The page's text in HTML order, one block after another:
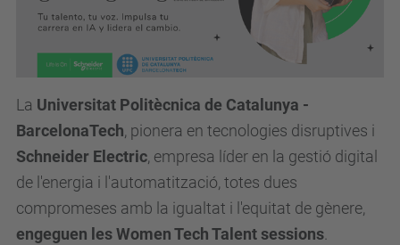
.
e
d
u
/
c
La Universitat Politècnica de Catalunya -
BarcelonaTech, pionera en tecnologies disruptives i
Schneider Electric, empresa líder en la gestió digital
de l'energia i l'automatització, totes dues
compromeses amb la igualtat i l'equitat de gènere,
engeguen les Women Tech Talent sessions.